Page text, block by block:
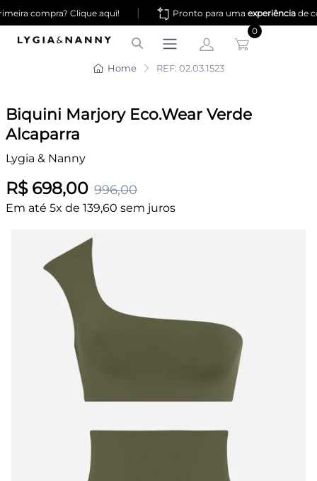
compra? Clique aqui! Pronto para umaexperiênciade
0
Home REF: 02.03.1523
Biquini Marjory Eco.Wear Verde
Alcaparra
Lygia & Nanny
R$ 698,00 996,00
Em até 5x de 139,60 sem juros